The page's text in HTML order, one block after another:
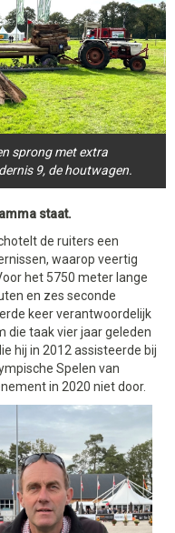
sprong met extra
9, de houtwagen.
staat.
de ruiters een
waarop veertig
het 5750 meter lange
en zes seconde
keer verantwoordelijk
die taak vier jaar geleden
hij in 2012 assisteerde bij
Spelen van
in 2020 niet door.